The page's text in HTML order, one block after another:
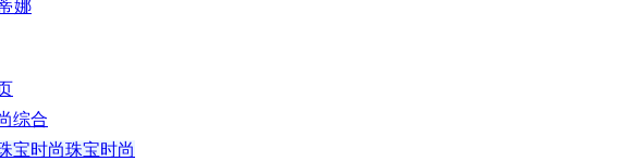
娜
综合
珠宝时尚